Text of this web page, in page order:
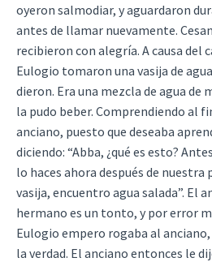
oyeron salmodiar, y aguardaron
antes de llamar nuevamente.
recibieron con alegría. A causa del
Eulogio tomaron una vasija de
dieron. Era una mezcla de agua de
la pudo beber. Comprendiendo al
anciano, puesto que deseaba
diciendo: “Abba, ¿qué es esto?
lo haces ahora después de
vasija, encuentro agua salada”. El
hermano es un tonto, y por error
Eulogio empero rogaba al
la verdad. El anciano entonces le